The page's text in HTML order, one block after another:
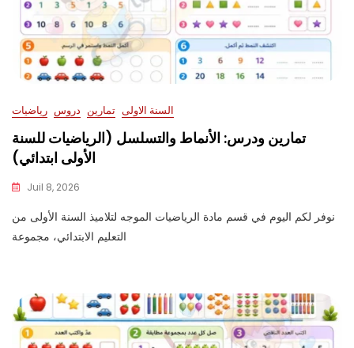
السنة الاولى تمارين دروس رياضيات
تمارين ودرس: الأنماط والتسلسل (الرياضيات للسنة
الأولى ابتدائي)
Juil 8, 2026
نوفر لكم اليوم في قسم مادة الرياضيات الموجه لتلاميذ السنة الأولى من
التعليم الابتدائي، مجموعة